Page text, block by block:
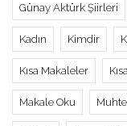
Günay Aktürk Şiirleri
Kadın Kimdir
Kısa Makaleler
Makale Oku